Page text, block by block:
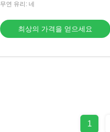
무연 유리: 네
최상의 가격을 얻으세요
1